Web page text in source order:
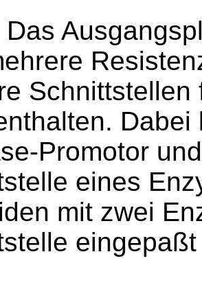
Das
Promotor
eines
mit zwei